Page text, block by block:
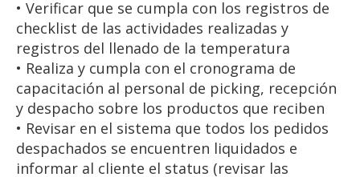
• Verificar que se cumpla con los registros de
checklist de las actividades realizadas y
registros del llenado de la temperatura
• Realiza y cumpla con el cronograma de
capacitación al personal de picking, recepción
y despacho sobre los productos que reciben
• Revisar en el sistema que todos los pedidos
despachados se encuentren liquidados e
informar al cliente el status (revisar las